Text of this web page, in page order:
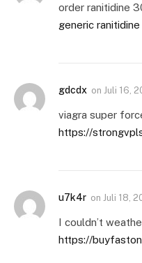
order ranitidine
generic ranitidine
gdcdx on Juli 16,
viagra super
https://
u7k4r on Juli 18,
I couldn’t
https://